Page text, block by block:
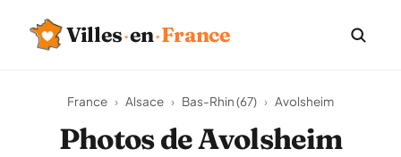
Villes·en·France
France › Alsace › Bas-Rhin (67) › Avolsheim
Photos de Avolsheim